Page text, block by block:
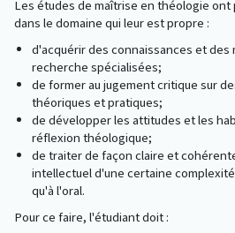
Les études de maîtrise en théologie
dans le domaine qui leur est propre :
d'acquérir des connaissances et des
recherche spécialisées;
de former au jugement critique sur
théoriques et pratiques;
de développer les attitudes et les
réflexion théologique;
de traiter de façon claire et
intellectuel d'une certaine
qu'à l'oral.
Pour ce faire, l'étudiant doit :